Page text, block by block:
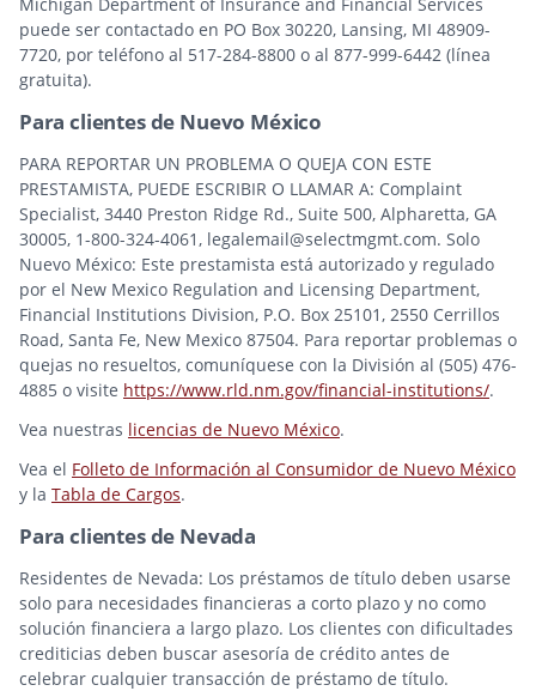
puede ser contactado en PO Box 30220, Lansing, MI 48909-
7720, por teléfono al 517-284-8800 o al 877-999-6442 (línea
gratuita).
Para clientes de Nuevo México
PARA REPORTAR UN PROBLEMA O QUEJA CON ESTE
PRESTAMISTA, PUEDE ESCRIBIR O LLAMAR A: Complaint
Specialist, 3440 Preston Ridge Rd., Suite 500, Alpharetta, GA
30005, 1-800-324-4061, legalemail@selectmgmt.com. Solo
Nuevo México: Este prestamista está autorizado y regulado
por el New Mexico Regulation and Licensing Department,
Financial Institutions Division, P.O. Box 25101, 2550 Cerrillos
Road, Santa Fe, New Mexico 87504. Para reportar problemas o
quejas no resueltos, comuníquese con la División al (505) 476-
4885 o visite https://www.rld.nm.gov/financial-institutions/.
Vea nuestras licencias de Nuevo México.
Vea el Folleto de Información al Consumidor de Nuevo México
y la Tabla de Cargos.
Para clientes de Nevada
Residentes de Nevada: Los préstamos de título deben usarse
solo para necesidades financieras a corto plazo y no como
solución financiera a largo plazo. Los clientes con dificultades
crediticias deben buscar asesoría de crédito antes de
celebrar cualquier transacción de préstamo de título.